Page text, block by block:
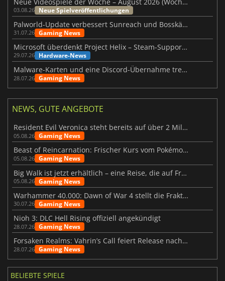
03.08.26 Neue Spielveröffentlichungen
Palworld-Update verbessert Sunreach und Bosskämpfe deutlich
31.07.26 Gaming News
Microsoft überdenkt Project Helix – Steam-Support gefährdet
29.07.26 Hardware-News
Malware-Karten und eine Discord-Übernahme treffen Meccha Chameleon
28.07.26 Gaming News
NEWS, GUTE ANGEBOTE
Resident Evil Veronica steht bereits auf über 2 Millionen Wunschlisten
05.08.26 Gaming News
Beast of Reincarnation: Frischer Kurs vom Pokémon-Studio
05.08.26 Gaming News
Big Walk ist jetzt erhältlich – eine Reise, die auf Freundschaft basiert
05.08.26 Gaming News
Warhammer 40.000: Dawn of War 4 stellt die Fraktion der Necrons vor
30.07.26 Gaming News
Nioh 3: DLC Hell Rising offiziell angekündigt
28.07.26 Gaming News
Forsaken Realms: Vahrin’s Call feiert Release nach 10 Jahren
28.07.26 Gaming News
BELIEBTE SPIELE